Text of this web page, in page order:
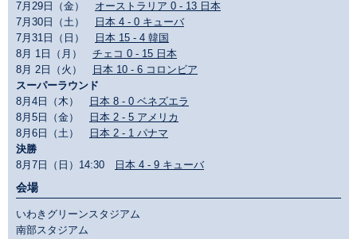
7月29日（金） オーストラリア 0 - 13 日本
7月30日（土）
日本 4 - 0 キューバ
7月31日（日）
日本 15 - 4 韓国
8月 1日（月） チェコ 0 - 15 日本
8月 2日（火）
日本 10 - 6 コロンビア
スーパーラウンド
8月4日（木）
日本 8 - 0 ベネズエラ
8月5日（金）
日本 2 - 5 アメリカ
8月6日（土）
日本 2 - 1 パナマ
決勝
8月7日（日）14:30
日本 4 - 9 キューバ
会場
いわきグリーンスタジアム
南部スタジアム